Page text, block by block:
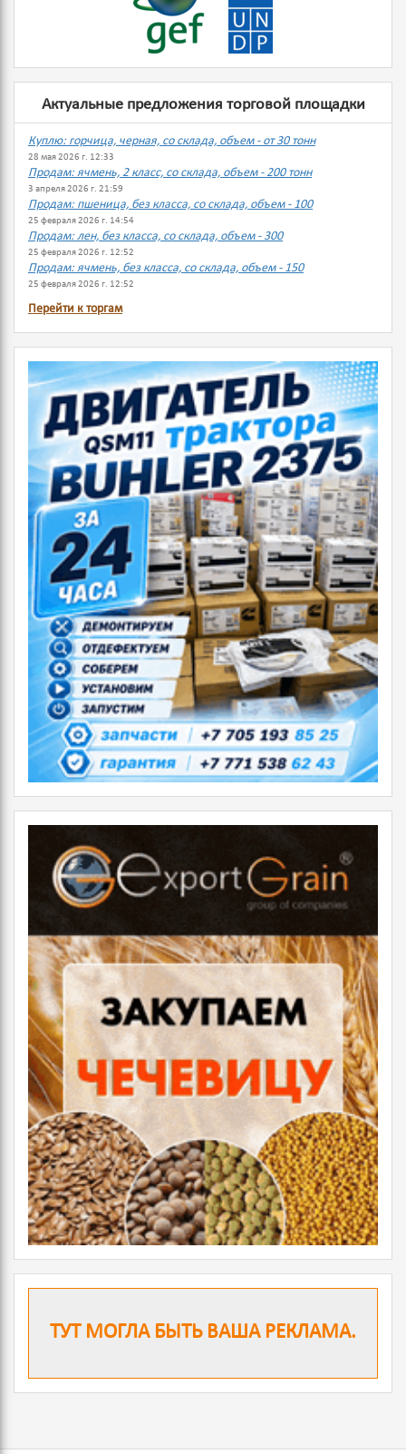
Актуальные предложения торговой площадки
Куплю: горчица, черная, со склада, объем - от 30 тонн
28 мая 2026 г. 12:33
Продам: ячмень, 2 класс, со склада, объем - 200 тонн
3 апреля 2026 г. 21:59
Продам: пшеница, без класса, со склада, объем - 100
25 февраля 2026 г. 14:54
Продам: лен, без класса, со склада, объем - 300
25 февраля 2026 г. 12:52
Продам: ячмень, без класса, со склада, объем - 150
25 февраля 2026 г. 12:52
Перейти к торгам
ТУТ МОГЛА БЫТЬ ВАША РЕКЛАМА.